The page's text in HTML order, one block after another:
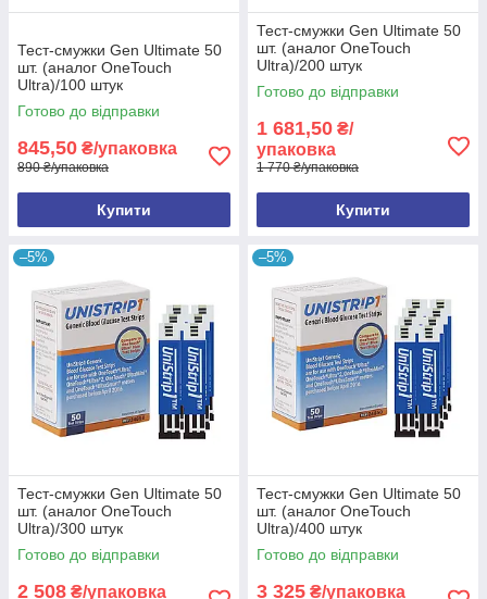
Тест-смужки Gen Ultimate 50
шт. (аналог OneTouch
Ultra)/100 штук
Готово до відправки
845,50 ₴/упаковка
890 ₴/упаковка
Купити
Тест-смужки Gen Ultimate 50
шт. (аналог OneTouch
Ultra)/200 штук
Готово до відправки
1 681,50 ₴/
упаковка
1 770 ₴/упаковка
Купити
–5%
Тест-смужки Gen Ultimate 50
шт. (аналог OneTouch
Ultra)/300 штук
Готово до відправки
2 508 ₴/упаковка
–5%
Тест-смужки Gen Ultimate 50
шт. (аналог OneTouch
Ultra)/400 штук
Готово до відправки
3 325 ₴/упаковка